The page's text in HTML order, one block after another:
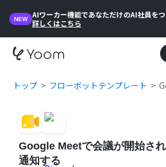
NEW
AIワーカー機能であなただけのAI社員をつ
詳しくはこちら
トップ フローボットテンプレート
Google Meetで会議が開始さ
通知する